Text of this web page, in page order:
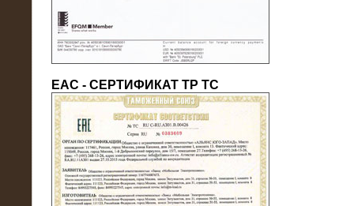
22.05.2016
Нагрузочный модуль в контейнере
10 МВт (0,4 кВ - напряжение)
ЕАС - СЕРТИФИКАТ ТР ТС